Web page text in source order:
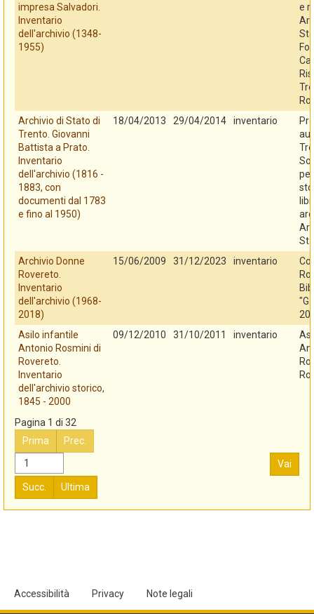
impresa Salvadori.
Inventario
dell'archivio (1348-
1955)
e
Archivio di Stato di
Trento. Giovanni
Battista a Prato.
Inventario
dell'archivio (1816 -
1883, con
documenti dal 1783
e fino al 1950)
18/04/2013 29/04/2014 inventario
Archivio Donne
Rovereto.
Inventario
dell'archivio (1968-
2018)
15/06/2009 31/12/2023 inventario
Asilo infantile
Antonio Rosmini di
Rovereto.
Inventario
dell'archivio storico,
1845 - 2000
09/12/2010 31/10/2011 inventario
Pagina 1 di 32
Prima
Prec.
Vai
Succ. Ultima
Accessibilità Privacy Note legali